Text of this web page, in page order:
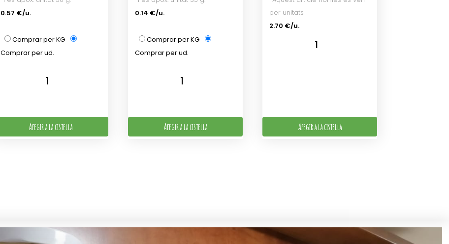
0.57 €/u.
Comprar per KG
Comprar per ud.
Afegir a la cistella
0.14 €/u.
Comprar per KG
Comprar per ud.
Afegir a la cistella
per unitats
2.70 €/u.
Afegir a la cistella